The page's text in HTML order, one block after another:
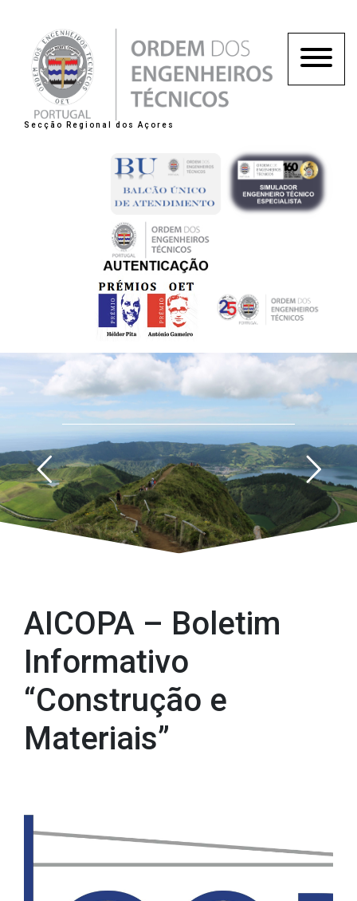
Secção Regional dos Açores
AICOPA – Boletim
Informativo
“Construção e
Materiais”